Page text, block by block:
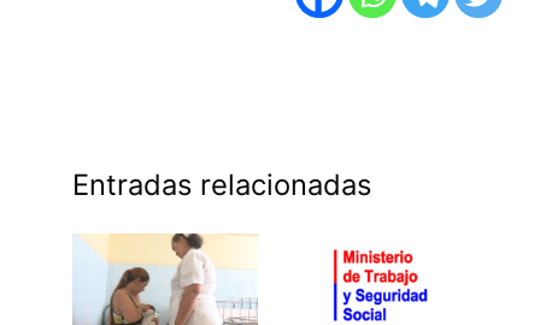
Entradas relacionadas